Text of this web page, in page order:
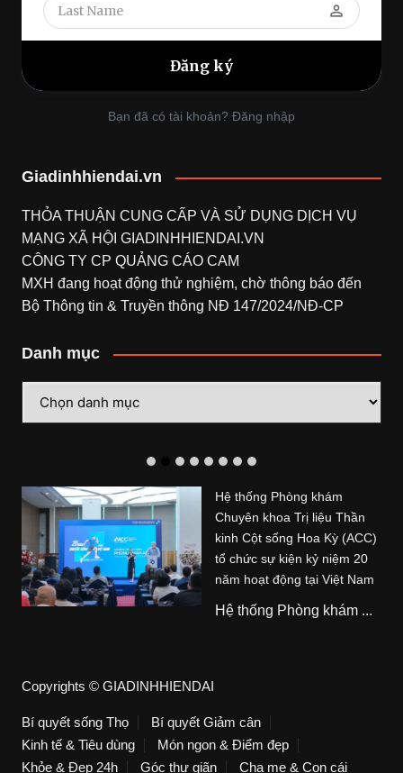
perm_identity
Bạn đã có tài khoản? Đăng nhập
Giadinhhiendai.vn
THỎA THUẬN CUNG CẤP VÀ SỬ DỤNG DỊCH VỤ
MẠNG XÃ HỘI GIADINHHIENDAI.VN
CÔNG TY CP QUẢNG CÁO CAM
MXH đang hoạt động thử nghiệm, chờ thông báo đến
Bộ Thông tin & Truyền thông NĐ 147/2024/NĐ-CP
Danh mục
mục
Hệ thống Phòng khám
Chuyên khoa Trị liệu Thần
kinh Cột sống Hoa Kỳ (ACC)
tổ chức sự kiện kỷ niệm 20
năm hoạt động tại Việt Nam
Hệ thống Phòng khám ...
Copyrights © GIADINHHIENDAI
Bí quyết sống Thọ
Bí quyết Giảm cân
Kinh tế & Tiêu dùng
Món ngon & Điểm đẹp
Khỏe & Đẹp 24h
Góc thư giãn Cha mẹ & Con cái